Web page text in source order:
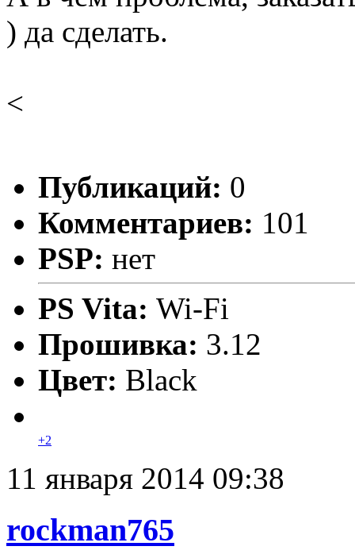
) да сделать.
<
Публикаций: 0
Комментариев: 101
PSP: нет
PS Vita: Wi-Fi
Прошивка: 3.12
Цвет: Black
+2
11 января 2014 09:38
rockman765